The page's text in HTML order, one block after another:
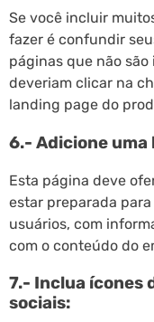
Se você incluir
fazer é confundir
páginas que não
deveriam clicar na
landing page do
6.- Adicione uma
Esta página deve
estar preparada
usuários, com
com o conteúdo do
7.- Inclua ícones
sociais: